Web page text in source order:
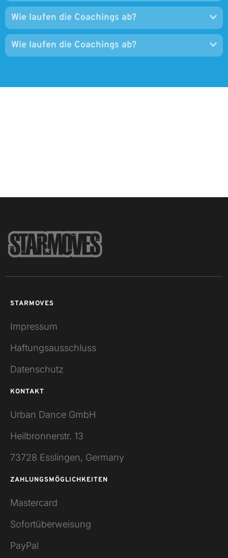
Wie laufen die Coachings ab?
Wie laufen die Coachings ab?
STARMOVES
Impressum
Haftungsausschluss
Datenschutz
KONTAKT
Urban Dance GmbH
Heilbronnerstr. 13
73728 Esslingen, Germany
ZAHLUNGSMÖGLICHKEITEN
Mastercard
Sofortüberweisung
PayPal